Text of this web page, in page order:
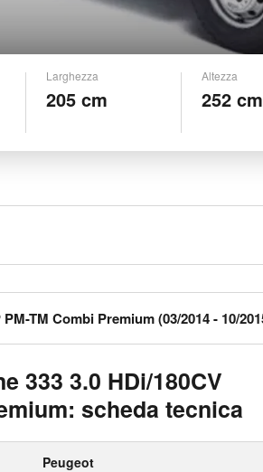
Larghezza
205 cm
Altezza
252 cm
333 3.0 HDi/180CV
scheda tecnica
Peugeot